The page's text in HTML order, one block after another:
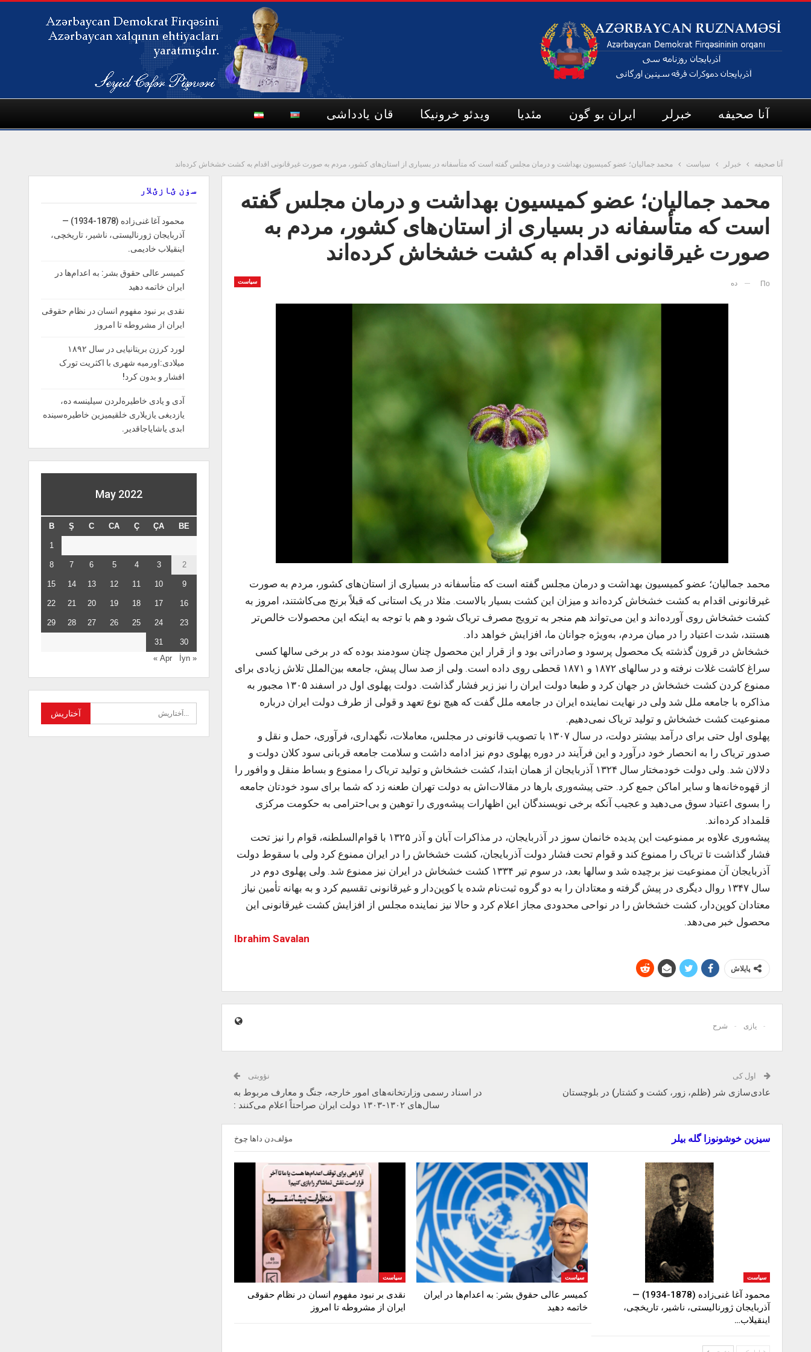
آنا صحیفه خبرلر ایران بو گون مئدیا ویدئو خرونیکا قان یادداشی
آنا صحیفه خبرلر سیاست محمد جمالیان؛ عضو کمیسیون بهداشت و درمان مجلس گفته است که متأسفانه در بسیاری از استان‌های کشور، مردم به صورت غیرقانونی اقدام به کشت خشخاش کرده‌اند
محمد جمالیان؛ عضو کمیسیون بهداشت و درمان مجلس گفته
است که متأسفانه در بسیاری از استان‌های کشور، مردم به
صورت غیرقانونی اقدام به کشت خشخاش کرده‌اند
سیاست По ده
محمد جمالیان؛ عضو کمیسیون بهداشت و درمان مجلس گفته است که متأسفانه در بسیاری از استان‌های کشور، مردم به صورت
غیرقانونی اقدام به کشت خشخاش کرده‌اند و میزان این کشت بسیار بالاست. مثلا در یک استانی که قبلاً برنج می‌کاشتند، امروز به
کشت خشخاش روی آورده‌اند و این می‌تواند هم منجر به ترویج مصرف تریاک شود و هم با توجه به اینکه این محصولات خالص‌تر
هستند، شدت اعتیاد را در میان مردم، به‌ویژه جوانان ما، افزایش خواهد داد.
خشخاش در قرون گذشته یک محصول پرسود و صادراتی بود و از قرار این محصول چنان سودمند بوده که در برخی سالها کسی
سراغ کاشت غلات نرفته و در سالهای ۱۸۷۲ و ۱۸۷۱ قحطی روی داده است. ولی از صد سال پیش، جامعه بین‌الملل تلاش زیادی برای
ممنوع کردن کشت خشخاش در جهان کرد و طبعا دولت ایران را نیز زیر فشار گذاشت. دولت پهلوی اول در اسفند ۱۳۰۵ مجبور به
مذاکره با جامعه ملل شد ولی در نهایت نماینده ایران در جامعه ملل گفت که هیچ نوع تعهد و قولى از طرف دولت ایران درباره
ممنوعیت کشت خشخاش و تولید تریاک نمی‌دهیم.
پهلوی اول حتی برای درآمد بیشتر دولت، در سال ۱۳۰۷ با تصویب قانونی در مجلس، معاملات، نگهدارى، فرآوری، حمل و نقل و
صدور تریاک را به انحصار خود درآورد و این فرآیند در دوره پهلوی دوم نیز ادامه داشت و سلامت جامعه قربانی سود کلان دولت و
دلالان شد. ولی دولت خودمختار سال ۱۳۲۴ آذربایجان از همان ابتدا، کشت خشخاش و تولید تریاک را ممنوع و بساط منقل و وافور را
از قهوه‌خانه‌ها و سایر اماکن جمع کرد. حتی پیشه‌وری بارها در مقالات‌اش به دولت تهران طعنه زد که شما برای سود خودتان جامعه
را بسوی اعتیاد سوق می‌دهید و عجیب آنکه برخی نویسندگان این اظهارات پیشه‌وری را توهین و بی‌احترامی به حکومت مرکزی
قلمداد کرده‌اند.
پیشه‌وری علاوه بر ممنوعیت این پدیده خانمان سوز در آذربایجان، در مذاکرات آبان و آذر ۱۳۲۵ با قوام‌السلطنه، قوام را نیز تحت
فشار گذاشت تا تریاک را ممنوع کند و قوام تحت فشار دولت آذربایجان، کشت خشخاش را در ایران ممنوع کرد ولی با سقوط دولت
آذربایجان آن ممنوعیت نیز برچیده شد و سالها بعد، در سوم تیر ۱۳۳۴ کشت خشخاش در ایران نیز ممنوع شد. ولی پهلوی دوم در
سال ۱۳۴۷ روال دیگری در پیش گرفته و معتادان را به دو گروه ثبت‌نام شده یا کوپن‌دار و غیرقانونی تقسیم کرد و به بهانه تأمین نیاز
معتادان کوپن‌دار، کشت خشخاش را در نواحی محدودی مجاز اعلام کرد و حالا نیز نماینده مجلس از افزایش کشت غیرقانونی این
محصول خبر می‌دهد.
Ibrahim Savalan
پایلاش
یازی شرح
اول کی
عادی‌سازی شر (ظلم، زور، کشت و کشتار) در بلوچستان
نؤوبتی
در اسناد رسمی وزارتخانه‌های امور خارجه، جنگ و معارف مربوط به
سال‌های ۱۳۰۲-۱۳۰۳ دولت ایران صراحتاً اعلام می‌کنند :
سیزین خوشونوزا گله بیلر مؤلف‌دن داها چوخ
سیاست
محمود آغا غنی‌زاده (1878-1934) —
آذربایجان ژورنالیستی، ناشیر، تاریخچی،
اینقیلاب…
سیاست
کمیسر عالی حقوق بشر: به اعدام‌ها در ایران
خاتمه دهید
سیاست
نقدی بر نبود مفهوم انسان در نظام حقوقی
ایران از مشروطه تا امروز
سۏن ؽازؽلار
محمود آغا غنی‌زاده (1878-1934) —
آذربایجان ژورنالیستی، ناشیر، تاریخچی،
اینقیلاب خادیمی.
کمیسر عالی حقوق بشر: به اعدام‌ها در
ایران خاتمه دهید
نقدی بر نبود مفهوم انسان در نظام حقوقی
ایران از مشروطه تا امروز
لورد کرزن بریتانیایی در سال ۱۸۹۲
میلادی:اورمیه شهری با اکثریت تورک
افشار و بدون کرد!
آدی و یادی خاطیره‌لردن سیلینسه ده،
یازدیغی یازیلاری خلقیمیزین خاطیره‌سینده
ابدی یاشایاجاقدیر.
May 2022
BE
ÇA
Ç
CA
C
Ş
B
1
2
3
4
5
6
7
8
9
10
11
12
13
14
15
16
17
18
19
20
21
22
23
24
25
26
27
28
29
30
31
« Apr
İyn »